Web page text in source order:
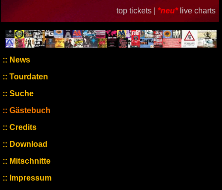
top tickets | *neu* live charts
News
Tourdaten
Suche
Gästebuch
Credits
Download
Mitschnitte
Impressum